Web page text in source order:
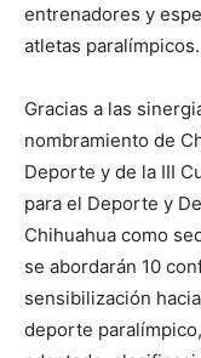
entrenadores y
atletas paralímpicos.
Gracias a las
nombramiento de
Deporte y de la III
para el Deporte y
Chihuahua como
se abordarán 10
sensibilización
deporte